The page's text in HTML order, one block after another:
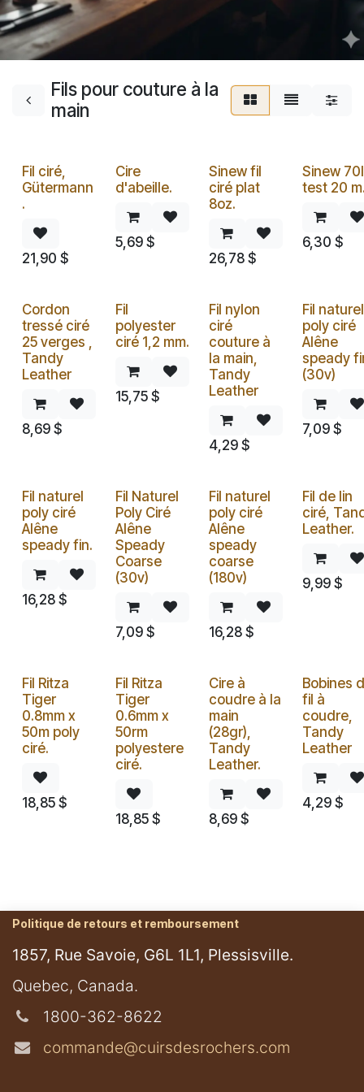
Fils pour couture à la
main
Fil ciré,
Gütermann
.
21,90 $
Cire
d'abeille.
5,69 $
Sinew fil
ciré plat
8oz.
26,78 $
Sinew
test 20
6,30 $
Cordon
tressé ciré
25 verges ,
Tandy
Leather
8,69 $
Fil
polyester
ciré 1,2 mm.
15,75 $
Fil nylon
ciré
couture à
la main,
Tandy
Leather
4,29 $
Fil naturel
poly ciré
Alêne
speady
(30v)
7,09 $
Fil naturel
poly ciré
Alêne
speady fin.
16,28 $
Fil Naturel
Poly Ciré
Alêne
Speady
Coarse
(30v)
7,09 $
Fil naturel
poly ciré
Alêne
speady
coarse
(180v)
16,28 $
Fil de lin
ciré,
Leather.
9,99 $
Fil Ritza
Tiger
0.8mm x
50m poly
ciré.
18,85 $
Fil Ritza
Tiger
0.6mm x
50rm
polyestere
ciré.
18,85 $
Cire à
coudre à la
main
(28gr),
Tandy
Leather.
8,69 $
Bobines
fil à
coudre,
Tandy
Leather
4,29 $
Politique de retours et remboursement
1857, Rue Savoie, G6L 1L1, Plessisville.
​Quebec, Canada.
1800-362-8622
commande@cuirsdesrochers.com